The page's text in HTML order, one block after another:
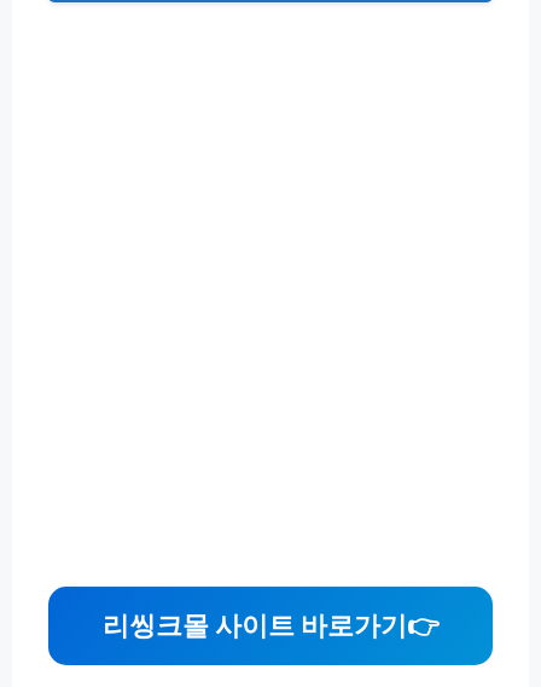
리씽크몰 사이트 바로가기👉